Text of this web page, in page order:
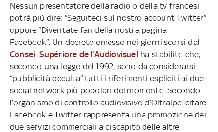
Nessun presentatore della radio o della tv francesi
potrà più dire: “Seguiteci sul nostro account Twitter”
oppure “Diventate fan della nostra pagina
Facebook”. Un decreto emesso nei giorni scorsi dal
Conseil Supériore de l’Audiovisuel ha stabilito che,
secondo una legge del 1992, sono da considerarsi
“pubblicità occulta” tutti i riferimenti espliciti ai due
social network più popolari del momento. Secondo
l’organismo di controllo audiovisivo d’Oltralpe, citare
Facebook e Twitter rappresenta una promozione dei
due servizi commerciali a discapito delle altre